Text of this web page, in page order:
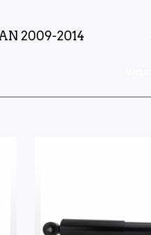
2009-2014